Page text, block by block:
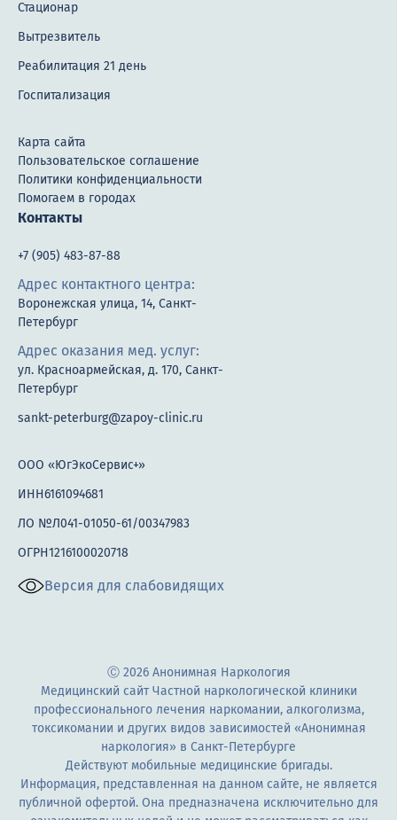
Карта сайта
Пользовательское соглашение
Политики конфиденциальности
Помогаем в городах
Контакты
+7 (905) 483-87-88
Адрес контактного центра:
Воронежская улица, 14, Санкт-
Петербург
Адрес оказания мед. услуг:
ул. Красноармейская, д. 170, Санкт-
Петербург
sankt-peterburg@zapoy-clinic.ru
ООО «ЮгЭкоСервис+»
ИНН6161094681
ЛО №Л041-01050-61/00347983
ОГРН1216100020718
Версия для слабовидящих
Стационар
Вытрезвитель
Реабилитация 21 день
Госпитализация
Ⓒ 2026 Анонимная Наркология
Медицинский сайт Частной наркологической клиники
профессионального лечения наркомании, алкоголизма,
токсикомании и других видов зависимостей «Анонимная
наркология» в Санкт-Петербурге
Действуют мобильные медицинские бригады.
Информация, представленная на данном сайте, не является
публичной офертой. Она предназначена исключительно для